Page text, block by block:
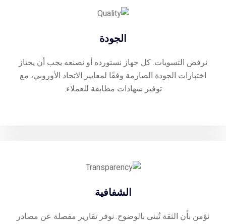
الجودة
نرفض التسويات. كل جهاز نستورده أو نصنعه يجب أن يجتاز
اختبارات الجودة الصارمة وفقًا لمعايير الاتحاد الأوروبي، مع
توفير شهادات مطابقة للعملاء.
الشفافية
نؤمن بأن الثقة تُبنى بالوضوح. نوفر تقارير مفصلة عن مصادر